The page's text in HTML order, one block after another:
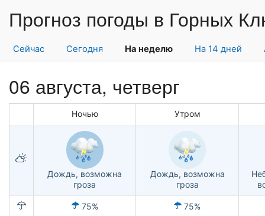
Сейчас Сегодня На неделю На 14 дней
06 августа, четверг
Ночью Утром
Дождь, возможна
гроза
Дождь, возможна
гроза
75% 75%